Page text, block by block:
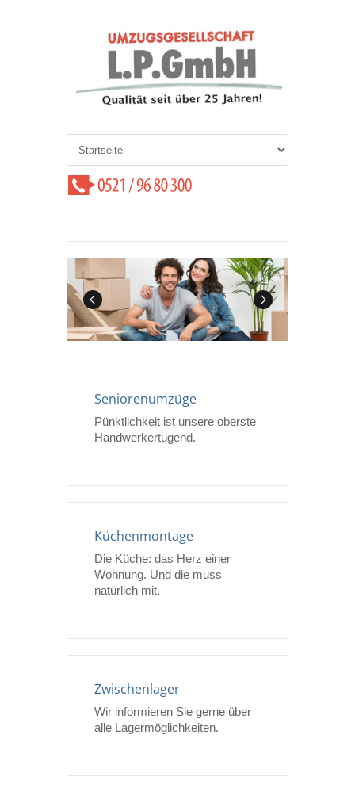
Seniorenumzüge
Pünktlichkeit ist unsere oberste
Handwerkertugend.
Küchenmontage
Die Küche: das Herz einer
Wohnung. Und die muss
natürlich mit.
Zwischenlager
Wir informieren Sie gerne über
alle Lagermöglichkeiten.